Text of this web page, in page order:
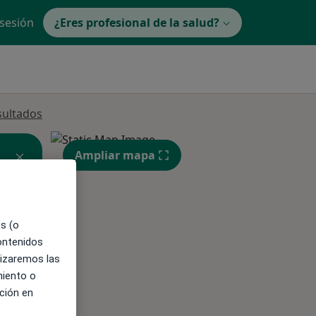
¿Eres profesional de la salud?
Ampliar mapa
(o
las
o
en